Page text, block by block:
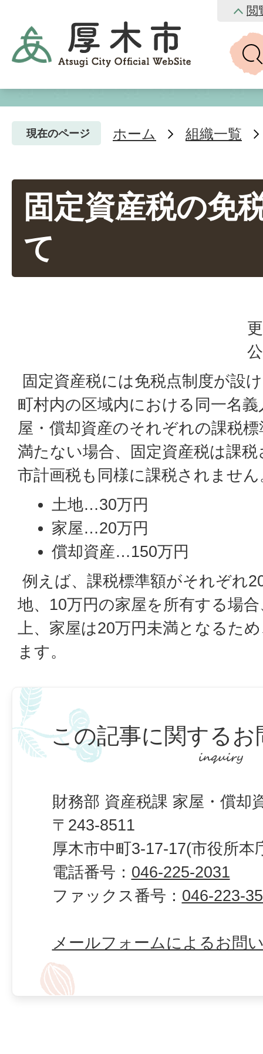
閲
現在のページ ホーム 組織一覧
固定資産税の免
て
固定資産税には免税点制度が設
町村内の区域内における同一名
屋・償却資産のそれぞれの課税
満たない場合、固定資産税は課
市計画税も同様に課税されません
土地…30万円
家屋…20万円
償却資産…150万円
例えば、課税標準額がそれぞれ
地、10万円の家屋を所有する場
上、家屋は20万円未満となるた
ます。
この記事に関するお
財務部 資産税課 家屋・償却
〒243-8511
厚木市中町3-17-17(市役所本
電話番号： 046-225-2031
ファックス番号： 046-223-
メールフォームによるお問